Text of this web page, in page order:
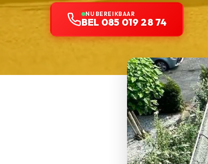
NU BEREIKBAAR
BEL 085 019 28 74